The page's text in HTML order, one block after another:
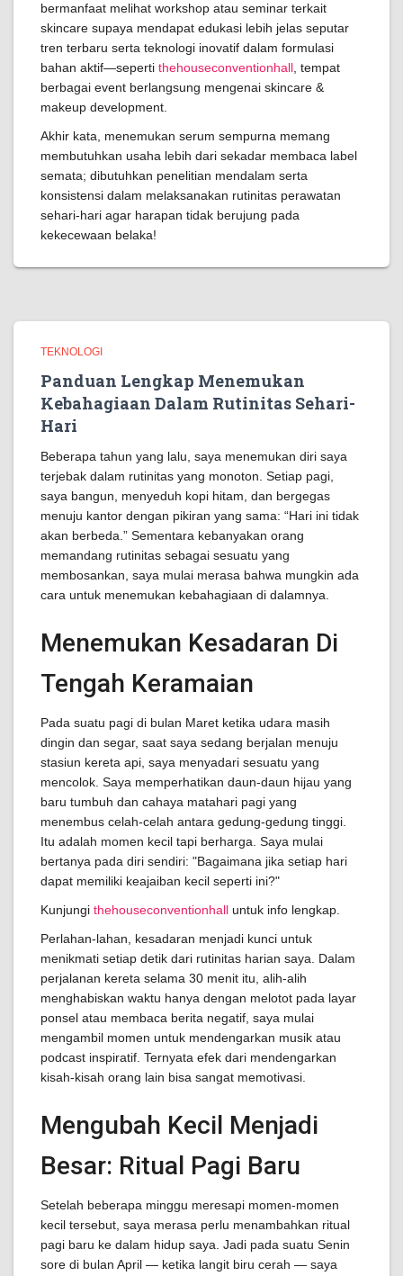
bermanfaat melihat workshop atau seminar terkait
skincare supaya mendapat edukasi lebih jelas seputar
tren terbaru serta teknologi inovatif dalam formulasi
bahan aktif—seperti thehouseconventionhall , tempat
berbagai event berlangsung mengenai skincare &
makeup development.
Akhir kata, menemukan serum sempurna memang
membutuhkan usaha lebih dari sekadar membaca label
semata; dibutuhkan penelitian mendalam serta
konsistensi dalam melaksanakan rutinitas perawatan
sehari-hari agar harapan tidak berujung pada
kekecewaan belaka!
TEKNOLOGI
Panduan Lengkap Menemukan
Kebahagiaan Dalam Rutinitas Sehari-
Hari
Beberapa tahun yang lalu, saya menemukan diri saya
terjebak dalam rutinitas yang monoton. Setiap pagi,
saya bangun, menyeduh kopi hitam, dan bergegas
menuju kantor dengan pikiran yang sama: “Hari ini tidak
akan berbeda.” Sementara kebanyakan orang
memandang rutinitas sebagai sesuatu yang
membosankan, saya mulai merasa bahwa mungkin ada
cara untuk menemukan kebahagiaan di dalamnya.
Menemukan Kesadaran Di
Tengah Keramaian
Pada suatu pagi di bulan Maret ketika udara masih
dingin dan segar, saat saya sedang berjalan menuju
stasiun kereta api, saya menyadari sesuatu yang
mencolok. Saya memperhatikan daun-daun hijau yang
baru tumbuh dan cahaya matahari pagi yang
menembus celah-celah antara gedung-gedung tinggi.
Itu adalah momen kecil tapi berharga. Saya mulai
bertanya pada diri sendiri: "Bagaimana jika setiap hari
dapat memiliki keajaiban kecil seperti ini?"
Kunjungi thehouseconventionhall untuk info lengkap.
Perlahan-lahan, kesadaran menjadi kunci untuk
menikmati setiap detik dari rutinitas harian saya. Dalam
perjalanan kereta selama 30 menit itu, alih-alih
menghabiskan waktu hanya dengan melotot pada layar
ponsel atau membaca berita negatif, saya mulai
mengambil momen untuk mendengarkan musik atau
podcast inspiratif. Ternyata efek dari mendengarkan
kisah-kisah orang lain bisa sangat memotivasi.
Mengubah Kecil Menjadi
Besar: Ritual Pagi Baru
Setelah beberapa minggu meresapi momen-momen
kecil tersebut, saya merasa perlu menambahkan ritual
pagi baru ke dalam hidup saya. Jadi pada suatu Senin
sore di bulan April — ketika langit biru cerah — saya